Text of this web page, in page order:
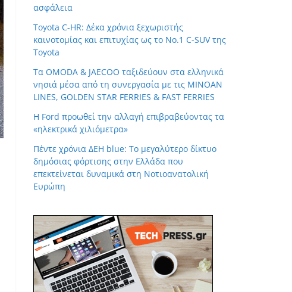
ασφάλεια
Toyota C-HR: Δέκα χρόνια ξεχωριστής
καινοτομίας και επιτυχίας ως το Νο.1 C-SUV της
Toyota
Τα OMODA & JAECOO ταξιδεύουν στα ελληνικά
νησιά μέσα από τη συνεργασία με τις MINOAN
LINES, GOLDEN STAR FERRIES & FAST FERRIES
Η Ford προωθεί την αλλαγή επιβραβεύοντας τα
«ηλεκτρικά χιλιόμετρα»
Πέντε χρόνια ΔΕΗ blue: Το μεγαλύτερο δίκτυο
δημόσιας φόρτισης στην Ελλάδα που
επεκτείνεται δυναμικά στη Νοτιοανατολική
Ευρώπη